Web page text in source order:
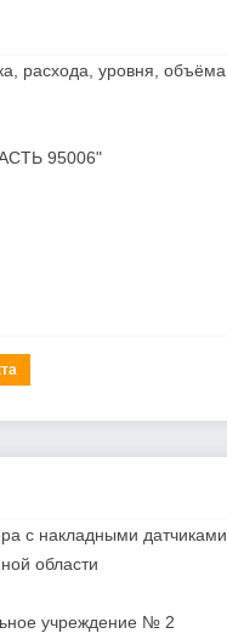
расхода, уровня, объёма
95006"
с накладными датчиками
области
учреждение № 2